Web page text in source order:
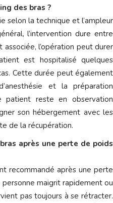
des bras ?
selon la technique et l’ampleur
l’intervention dure entre
l’opération peut durer
est hospitalisé quelques
Cette durée peut également
et la préparation
patient reste en observation
son hébergement avec les
de la récupération.
après une perte de poids
recommandé après une perte
personne maigrit rapidement ou
pas toujours à se rétracter.